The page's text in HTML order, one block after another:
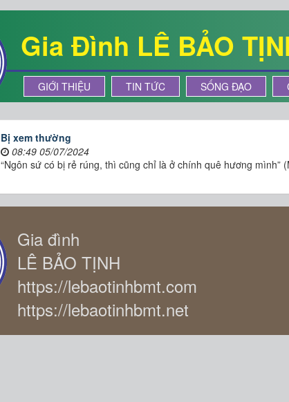
Gia Đình LÊ BẢO
GIỚI THIỆU TIN TỨC SỐNG ĐẠO
Bị xem thường
08:49 05/07/2024
“Ngôn sứ có bị rẻ rúng, thì cũng chỉ là ở chính quê hương mình”
Gia đình
LÊ BẢO TỊNH
https://lebaotinhbmt.com
https://lebaotinhbmt.net